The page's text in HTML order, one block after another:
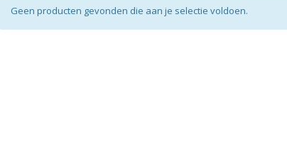
Geen producten gevonden die aan je selectie voldoen.